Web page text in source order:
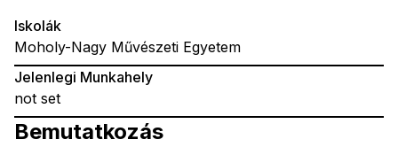
Bemutatkozás
Iskolák
Moholy-Nagy Művészeti Egyetem
Jelenlegi Munkahely
not set